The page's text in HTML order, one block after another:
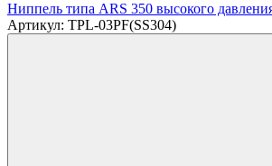
Ниппель типа ARS 350 высокого
Артикул: TPL-03PF(SS304)